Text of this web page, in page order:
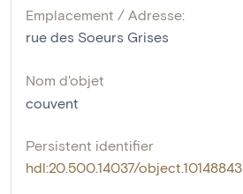
Emplacement / Adresse:
rue des Soeurs Grises
Nom d'objet
couvent
Persistent identifier
hdl:20.500.14037/object.10148843